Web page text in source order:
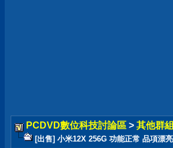
PCDVD數位科技討論區 > 其他群組
[出售] 小米12X 256G 功能正常 品項漂